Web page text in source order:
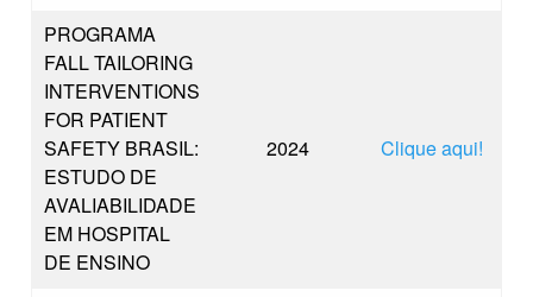
PROGRAMA
FALL TAILORING
INTERVENTIONS
FOR PATIENT
SAFETY BRASIL:
ESTUDO DE
AVALIABILIDADE
EM HOSPITAL
DE ENSINO
2024 Clique aqui!